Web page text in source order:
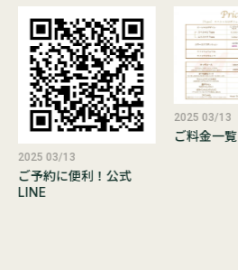
2025 03/13
ご予約に便利！公式
LINE
2025 03/13
ご料金一覧